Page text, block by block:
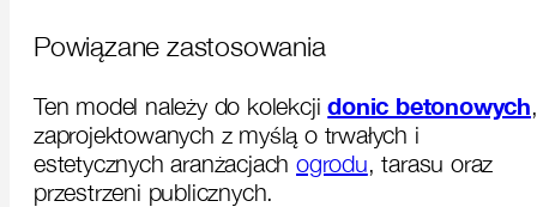
Powiązane zastosowania
Ten model należy do kolekcjidonic betonowych,
zaprojektowanych z myślą o trwałych i
estetycznych aranżacjachogrodu, tarasu oraz
przestrzeni publicznych.